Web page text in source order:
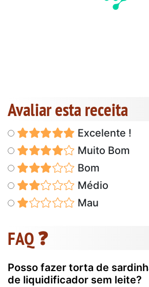
Avaliar esta receita
Excelente !
Muito Bom
Bom
Médio
Mau
FAQ ❓
Posso fazer torta de
de liquidificador sem leite?